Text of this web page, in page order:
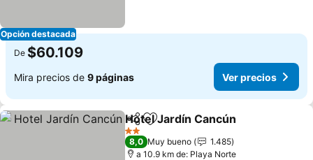
Opción destacada
De $60.109
Mira precios de 9 páginas Ver precios
CompartirAgregar a favoritos
Hotel Jardín Cancún
2 Estrellas
8,0 Muy bueno
1.485
a 10.9 km de: Playa Norte